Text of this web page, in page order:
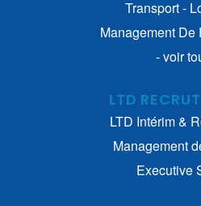
Transport -
Management De
- voir
LTD
LTD Intérim &
Management
Executive